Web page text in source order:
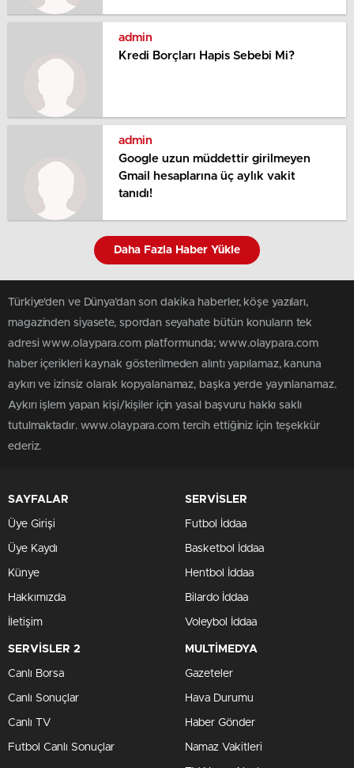
admin
Kredi Borçları Hapis Sebebi Mi?
admin
Google uzun müddettir girilmeyen
Gmail hesaplarına üç aylık vakit
tanıdı!
Daha Fazla Haber Yükle
Türkiye'den ve Dünya’dan son dakika haberler, köşe yazıları,
magazinden siyasete, spordan seyahate bütün konuların tek
adresi www.olaypara.com platformunda; www.olaypara.com
haber içerikleri kaynak gösterilmeden alıntı yapılamaz, kanuna
aykırı ve izinsiz olarak kopyalanamaz, başka yerde yayınlanamaz.
Aykırı işlem yapan kişi/kişiler için yasal başvuru hakkı saklı
tutulmaktadır. www.olaypara.com tercih ettiğiniz için teşekkür
ederiz.
SAYFALAR
Üye Girişi
Üye Kaydı
Künye
Hakkımızda
İletişim
SERVİSLER
Futbol İddaa
Basketbol İddaa
Hentbol İddaa
Bilardo İddaa
Voleybol İddaa
SERVİSLER 2
Canlı Borsa
Canlı Sonuçlar
Canlı TV
Futbol Canlı Sonuçlar
MULTİMEDYA
Gazeteler
Hava Durumu
Haber Gönder
Namaz Vakitleri